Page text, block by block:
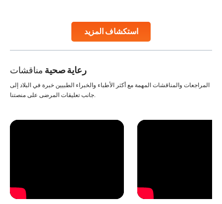
استكشاف المزيد
Studies, such as one published
رعاية صحية مناقشات
المراجعات والمناقشات المهمة مع أكثر الأطباء والخبراء الطبيين خبرة في البلاد إلى
جانب تعليقات المرضى على منصتنا.